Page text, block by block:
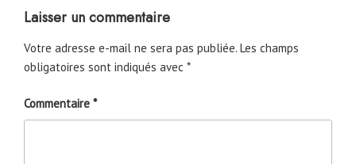
Laisser un commentaire
Votre adresse e-mail ne sera pas publiée. Les champs
obligatoires sont indiqués avec *
Commentaire *